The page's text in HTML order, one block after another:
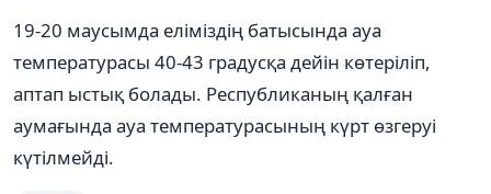
19-20 маусымда еліміздің батысында ауа
температурасы 40-43 градусқа дейін көтеріліп,
аптап ыстық болады. Республиканың қалған
аумағында ауа температурасының күрт өзгеруі
күтілмейді.